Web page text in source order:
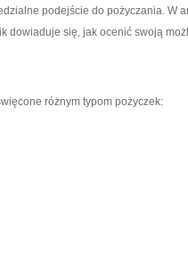
podejście do pożyczania. W
dowiaduje się, jak ocenić swoją
różnym typom pożyczek: